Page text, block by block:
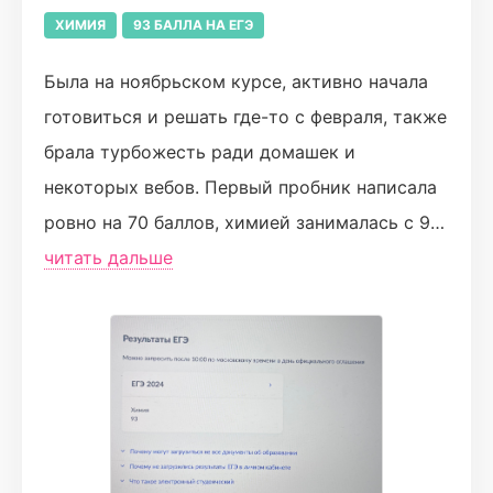
ХИМИЯ 93 БАЛЛА НА ЕГЭ
Была на ноябрьском курсе, активно начала
готовиться и решать где-то с февраля, также
брала турбожесть ради домашек и
некоторых вебов. Первый пробник написала
ровно на 70 баллов, химией занималась с 9
класса и сдала огэ на 38/40, всегда
ненавистная органика стала самой простой
понятно объяснял и помогал с вопросами в
читать дальше